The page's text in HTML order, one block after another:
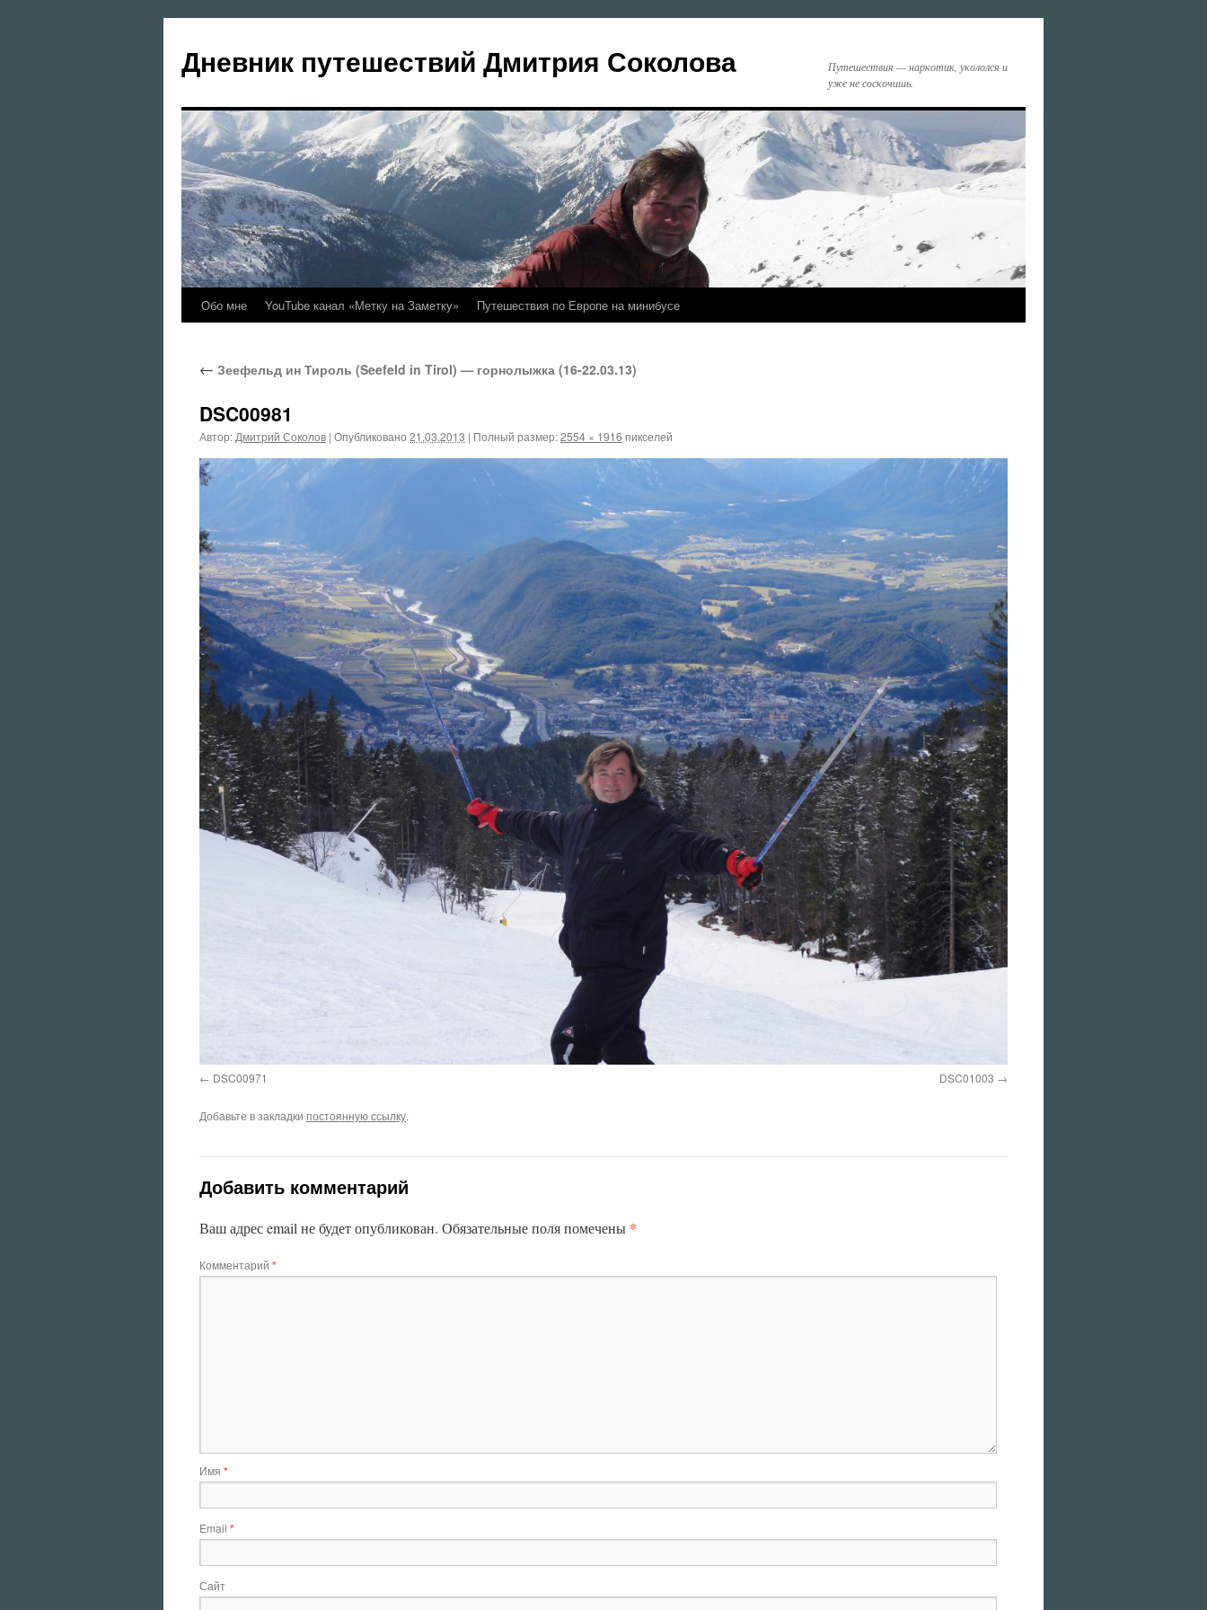
содержимому
Дневник путешествий Дмитрия Соколова
Путешествия — наркотик, укололся и
уже не соскочишь.
Обо мне YouTube канал «Метку на Заметку» Путешествия по Европе на минибусе
← Зеефельд ин Тироль (Seefeld in Tirol) — горнолыжка (16-22.03.13)
DSC00981
Автор: Дмитрий Соколов | Опубликовано 21.03.2013 | Полный размер:2554 × 1916 пикселей
DSC00971 DSC01003
Добавьте в закладки постоянную ссылку.
Добавить комментарий
Ваш адрес email не будет опубликован. Обязательные поля помечены *
Комментарий *
Имя *
Email *
Сайт